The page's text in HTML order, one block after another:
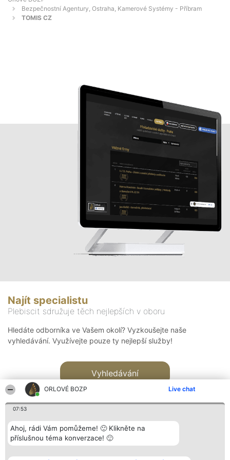
ORLOVÉ BOZP Live chat
07:53
Ahoj, rádi Vám pomůžeme! 🙂 Klikněte na
příslušnou téma konverzace! 🙂
Bezpečnostní Agentury, Ostraha, Kamerové Systémy - Příbram
TOMIS CZ
Najít specialistu
Plebiscit sdružuje těch nejlepších v oboru
Hledáte odborníka ve Vašem okolí? Vyzkoušejte naše
vyhledávání. Využívejte pouze ty nejlepší služby!
Vyhledávání
Bright Side Solutions sp. z o. Vítězové Kontakt